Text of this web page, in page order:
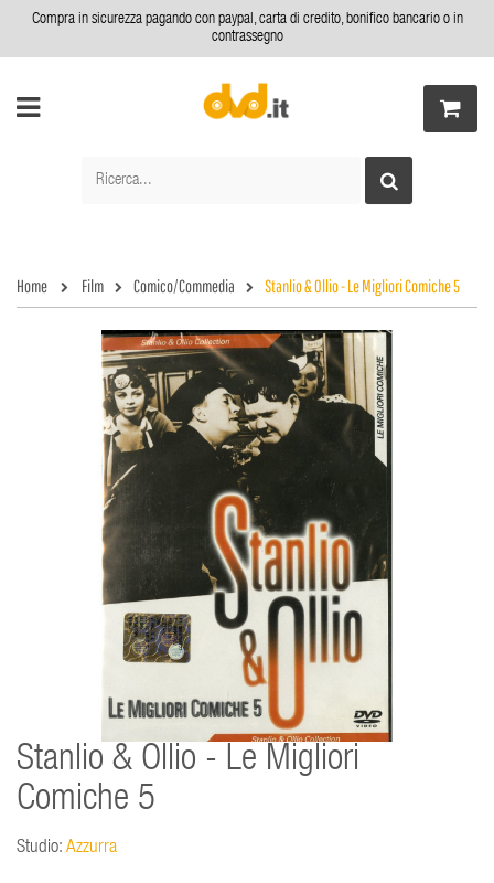
Compra in sicurezza pagando con paypal, carta di credito, bonifico bancario o in
contrassegno
Home Film Comico/Commedia Stanlio & Ollio - Le Migliori Comiche 5
Stanlio & Ollio - Le Migliori
Comiche 5
Studio: Azzurra